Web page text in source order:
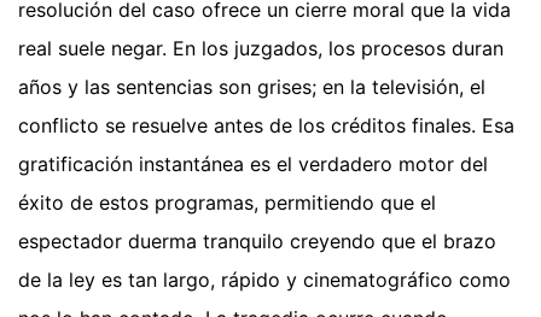
resolución del caso ofrece un cierre moral que la vida
real suele negar. En los juzgados, los procesos duran
años y las sentencias son grises; en la televisión, el
conflicto se resuelve antes de los créditos finales. Esa
gratificación instantánea es el verdadero motor del
éxito de estos programas, permitiendo que el
espectador duerma tranquilo creyendo que el brazo
de la ley es tan largo, rápido y cinematográfico como